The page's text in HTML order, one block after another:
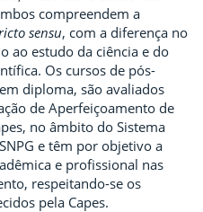
compreendem a
sensu, com a diferença no
ao estudo da ciência e do
Os cursos de pós-
diploma, são avaliados
de Aperfeiçoamento de
no âmbito do Sistema
e têm por objetivo a
e profissional nas
respeitando-se os
pela Capes.